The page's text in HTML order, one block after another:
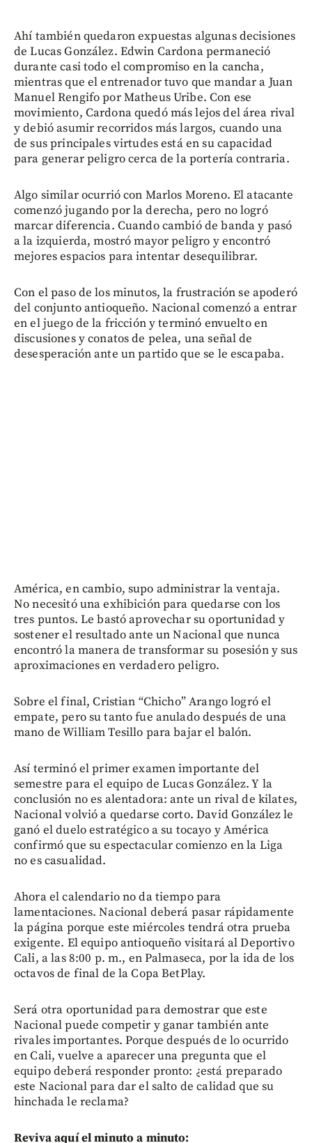
Ahí también quedaron expuestas algunas decisiones
de Lucas González. Edwin Cardona permaneció
durante casi todo el compromiso en la cancha,
mientras que el entrenador tuvo que mandar a Juan
Manuel Rengifo por Matheus Uribe. Con ese
movimiento, Cardona quedó más lejos del área rival
y debió asumir recorridos más largos, cuando una
de sus principales virtudes está en su capacidad
para generar peligro cerca de la portería contraria.
Algo similar ocurrió con Marlos Moreno. El atacante
comenzó jugando por la derecha, pero no logró
marcar diferencia. Cuando cambió de banda y pasó
a la izquierda, mostró mayor peligro y encontró
mejores espacios para intentar desequilibrar.
Con el paso de los minutos, la frustración se apoderó
del conjunto antioqueño. Nacional comenzó a entrar
en el juego de la fricción y terminó envuelto en
discusiones y conatos de pelea, una señal de
desesperación ante un partido que se le escapaba.
América, en cambio, supo administrar la ventaja.
No necesitó una exhibición para quedarse con los
tres puntos. Le bastó aprovechar su oportunidad y
sostener el resultado ante un Nacional que nunca
encontró la manera de transformar su posesión y sus
aproximaciones en verdadero peligro.
Sobre el final, Cristian “Chicho” Arango logró el
empate, pero su tanto fue anulado después de una
mano de William Tesillo para bajar el balón.
Así terminó el primer examen importante del
semestre para el equipo de Lucas González. Y la
conclusión no es alentadora: ante un rival de kilates,
Nacional volvió a quedarse corto. David González le
ganó el duelo estratégico a su tocayo y América
confirmó que su espectacular comienzo en la Liga
no es casualidad.
Ahora el calendario no da tiempo para
lamentaciones. Nacional deberá pasar rápidamente
la página porque este miércoles tendrá otra prueba
exigente. El equipo antioqueño visitará al Deportivo
Cali, a las 8:00 p. m., en Palmaseca, por la ida de los
octavos de final de la Copa BetPlay.
Será otra oportunidad para demostrar que este
Nacional puede competir y ganar también ante
rivales importantes. Porque después de lo ocurrido
en Cali, vuelve a aparecer una pregunta que el
equipo deberá responder pronto: ¿está preparado
este Nacional para dar el salto de calidad que su
hinchada le reclama?
Reviva aquí el minuto a minuto: